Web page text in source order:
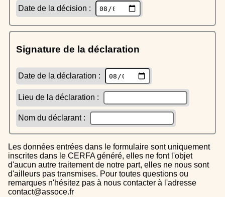
Date de la décision :
Signature de la déclaration
Date de la déclaration :
Lieu de la déclaration :
Nom du déclarant :
Les données entrées dans le formulaire sont uniquement
inscrites dans le CERFA généré, elles ne font l'objet
d'aucun autre traitement de notre part, elles ne nous sont
d'ailleurs pas transmises. Pour toutes questions ou
remarques n'hésitez pas à nous contacter à l'adresse
contact@assoce.fr